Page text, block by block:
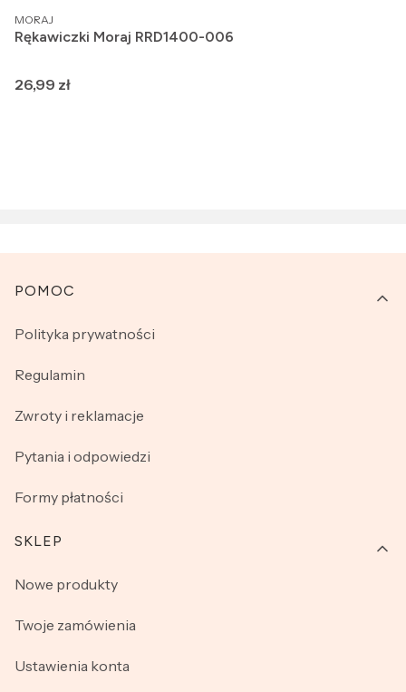
PRODUCENT
MORAJ
Rękawiczki Moraj RRD1400-006
Cena
26,99 zł
Linki w stopce
POMOC
Polityka prywatności
Regulamin
Zwroty i reklamacje
Pytania i odpowiedzi
Formy płatności
SKLEP
Nowe produkty
Twoje zamówienia
Ustawienia konta